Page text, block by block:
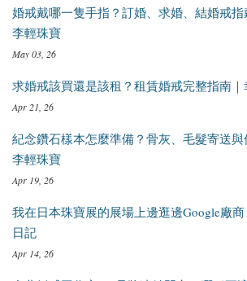
婚戒戴哪一隻手指？訂婚、求婚、結婚戒
李輕珠寶
May 03, 26
求婚戒該買還是該租？租賃婚戒完整指南
Apr 21, 26
紀念鑽石樣本怎麼準備？骨灰、毛髮寄送與
李輕珠寶
Apr 19, 26
我在日本珠寶展的展場上邊逛邊Google廠
日記
Apr 14, 26